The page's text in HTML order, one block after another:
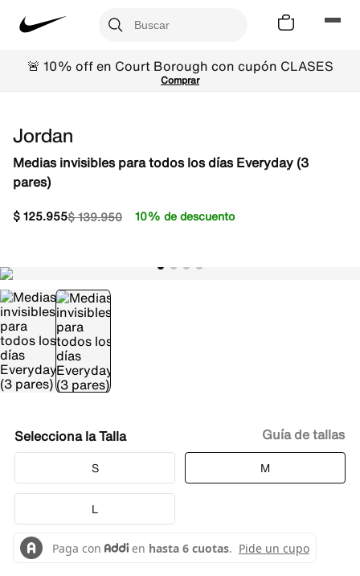
🚨 10% off en Court Borough con cupón CLASES
Comprar
Jordan
Medias invisibles para todos los días Everyday (3
pares)
$139.950
$125.955 10% de descuento
Talla
S M
L
Guía de tallas